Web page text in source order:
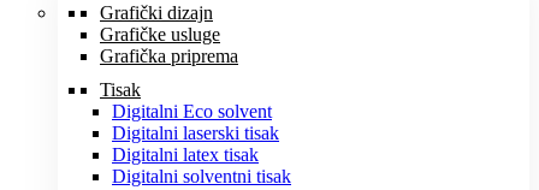
Grafički dizajn
Grafičke usluge
Grafička priprema
Tisak
Digitalni Eco solvent
Digitalni laserski tisak
Digitalni latex tisak
Digitalni solventni tisak